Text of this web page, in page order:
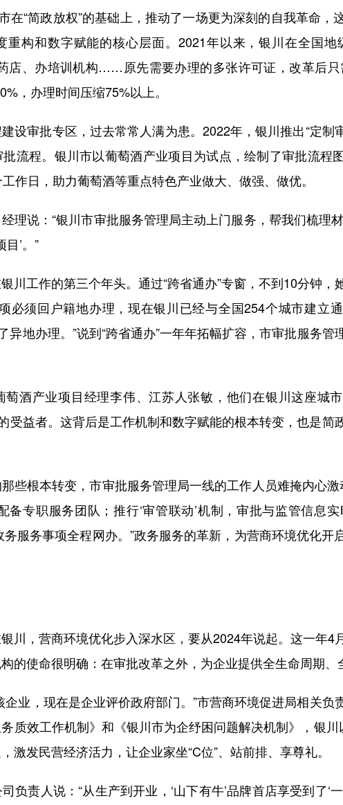
“简政放权”的基础上，推动了一场更为深刻的自我革命，
重构和数字赋能的核心层面。2021年以来，银川在全国地
店、办培训机构……原先需要办理的多张许可证，改革后只
，办理时间压缩75%以上。
审批专区，过去常常人满为患。2022年，银川推出“定制
流程。银川市以葡萄酒产业项目为试点，绘制了审批流程
作日，助力葡萄酒等重点特色产业做大、做强、做优。
说：“银川市审批服务管理局主动上门服务，帮我们梳理材
’。”
工作的第三个年头。通过“跨省通办”专窗，不到10分钟，
必须回户籍地办理，现在银川已经与全国254个城市建立
异地办理。”说到“跨省通办”一年年拓幅扩容，市审批服务管
酒产业项目经理李伟、江苏人张敏，他们在银川这座城
受益者。这背后是工作机制和数字赋能的根本转变，也是简
根本转变，市审批服务管理局一线的工作人员难掩内心激
备专职服务团队；推行‘审管联动’机制，审批与监管信息
务服务事项全程网办。”政务服务的革新，为营商环境优化开
，营商环境优化步入深水区，要从2024年说起。这一年4
的使命很明确：在审批改革之外，为企业提供全生命周期、
业，现在是企业评价政府部门。”市营商环境促进局相关负
质效工作机制》和《银川市为企纾困问题解决机制》，银川
激发民营经济活力，让企业家坐“C位”、站前排、享尊礼。
责人说：“从生产到开业，‘山下有牛’品牌首店享受到了‘一